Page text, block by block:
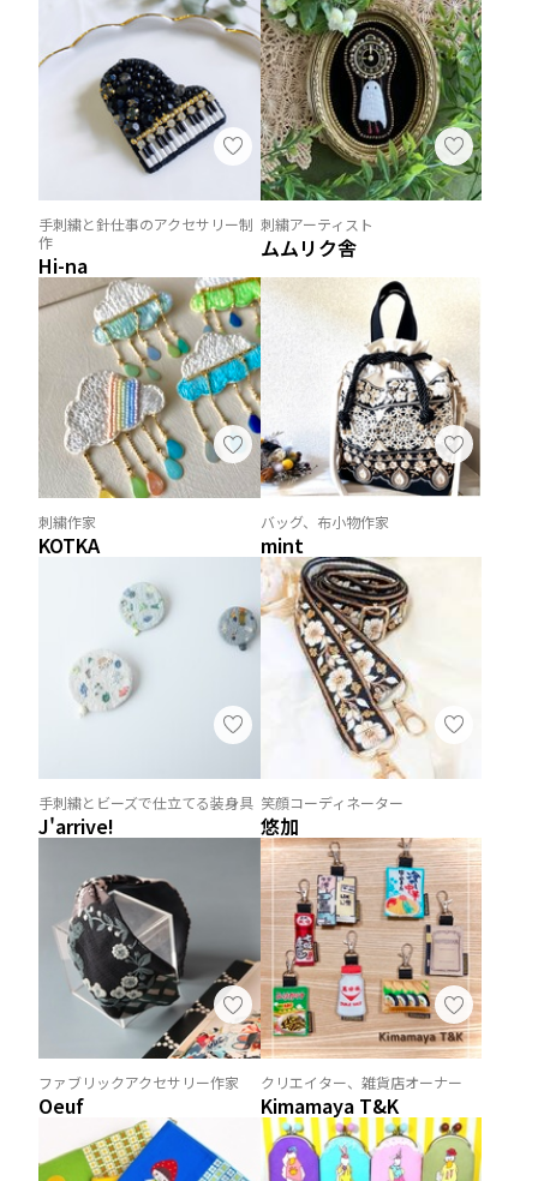
手刺繍と針仕事のアクセサリー制
作
Hi-na
刺繍アーティスト
ムムリク舎
刺繍作家
KOTKA
バッグ、布小物作家
mint
手刺繍とビーズで仕立てる装身具
J'arrive!
笑顔コーディネーター
悠加
ファブリックアクセサリー作家
Oeuf
クリエイター、雑貨店オーナー
Kimamaya T&K